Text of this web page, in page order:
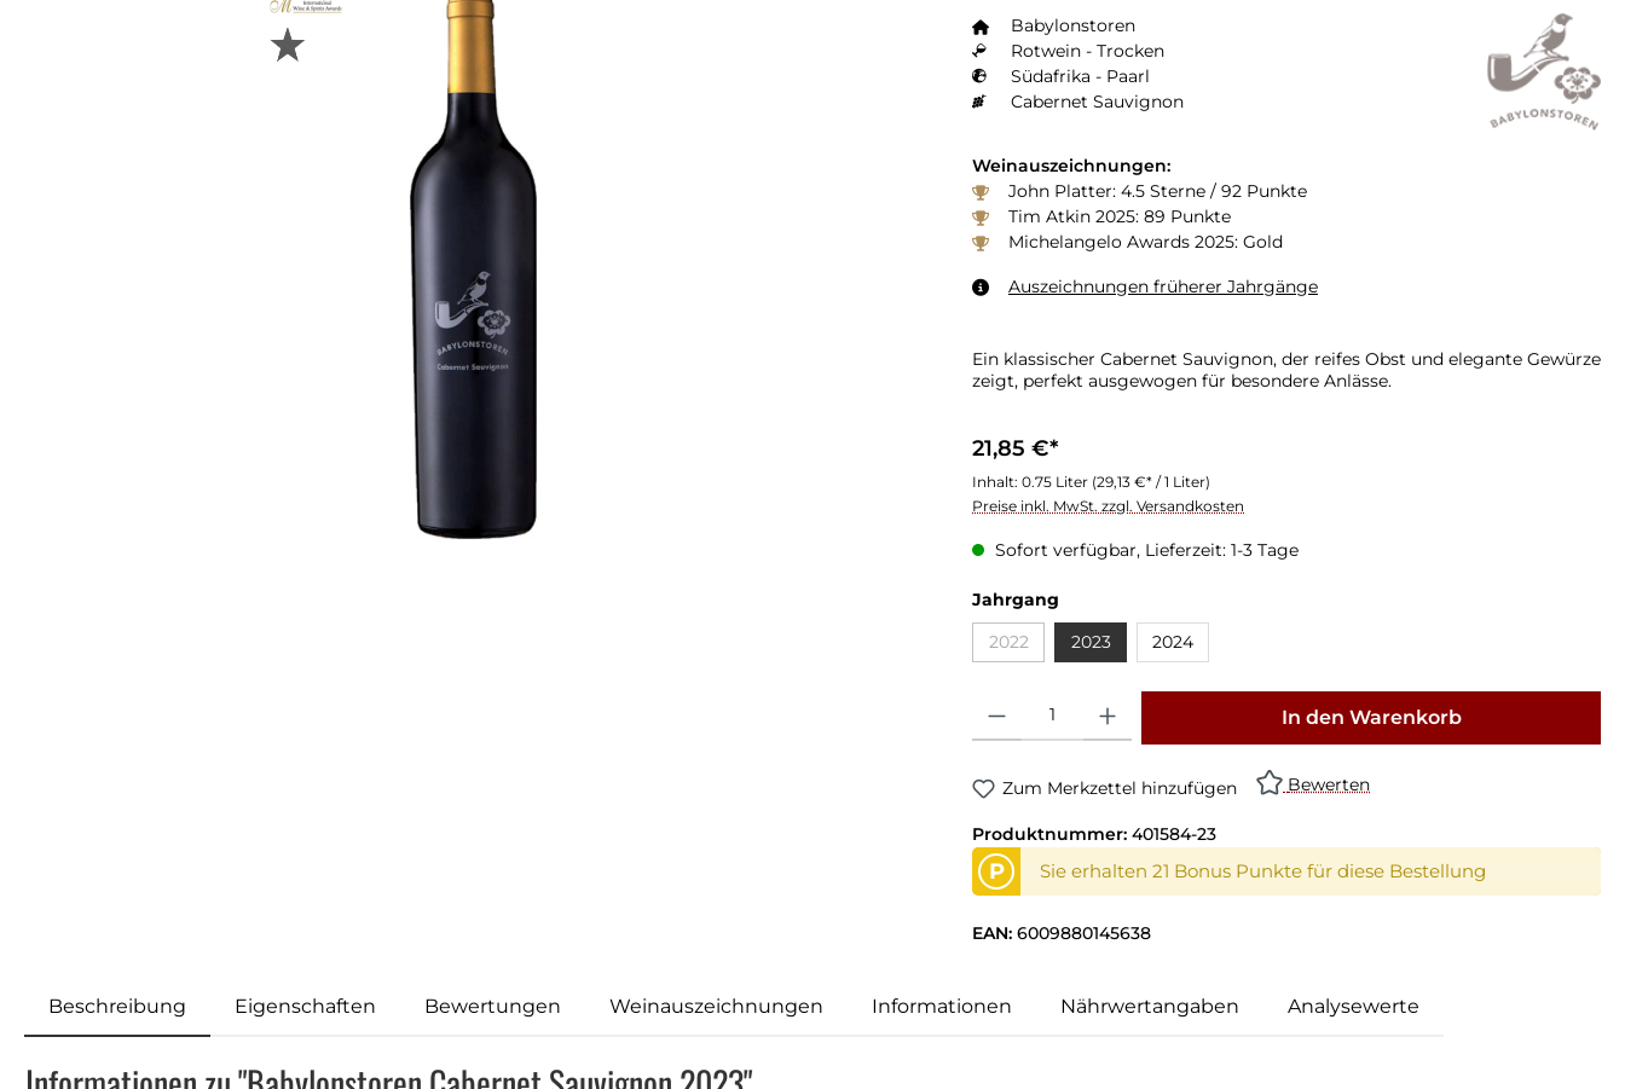
Babylonstoren
Rotwein - Trocken
Südafrika - Paarl
Cabernet Sauvignon
Weinauszeichnungen:
John Platter: 4.5 Sterne / 92 Punkte
Tim Atkin 2025: 89 Punkte
Michelangelo Awards 2025: Gold
Auszeichnungen früherer Jahrgänge
Ein klassischer Cabernet Sauvignon, der reifes Obst und elegante Gewürze
zeigt, perfekt ausgewogen für besondere Anlässe.
21,85 €*
Inhalt: 0.75 Liter (29,13 €* / 1 Liter)
Preise inkl. MwSt. zzgl. Versandkosten
Sofort verfügbar, Lieferzeit: 1-3 Tage
Jahrgang
2022
2023 2024
In den Warenkorb
Zum Merkzettel hinzufügen Bewerten
Produktnummer: 401584-23
P Sie erhalten 21 Bonus Punkte für diese Bestellung
EAN: 6009880145638
Beschreibung Eigenschaften Bewertungen Weinauszeichnungen Informationen Nährwertangaben Analysewerte